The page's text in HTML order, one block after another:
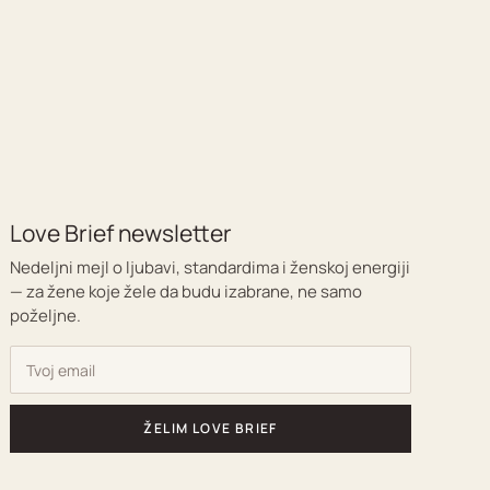
Love Brief newsletter
Nedeljni mejl o ljubavi, standardima i ženskoj energiji
— za žene koje žele da budu izabrane, ne samo
poželjne.
ŽELIM LOVE BRIEF